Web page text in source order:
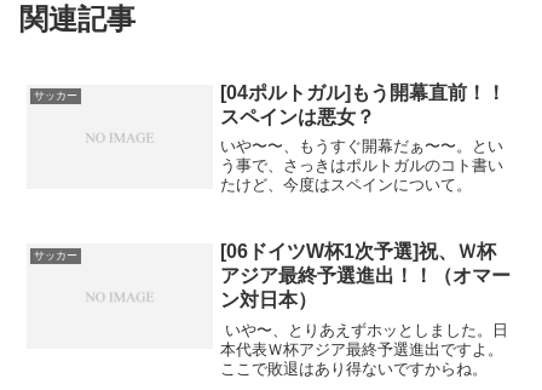
関連記事
サッカー
[04ポルトガル]もう開幕直前！！
スペインは悪女？
いや〜〜、もうすぐ開幕だぁ〜〜。とい
う事で、さっきはポルトガルのコト書い
たけど、今度はスペインについて。
サッカー
[06ドイツW杯1次予選]祝、Ｗ杯
アジア最終予選進出！！（オマー
ン対日本）
いや〜、とりあえずホッとしました。日
本代表Ｗ杯アジア最終予選進出ですよ。
ここで敗退はあり得ないですからね。